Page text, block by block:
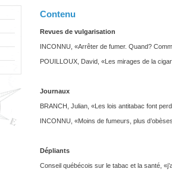
Contenu
Revues de vulgarisation
INCONNU, «Arrêter de fumer. Quand?
POUILLOUX, David, «Les mirages de la
Journaux
BRANCH, Julian, «Les lois antitabac font
INCONNU, «Moins de fumeurs, plus
Dépliants
Conseil québécois sur le tabac et la santé,